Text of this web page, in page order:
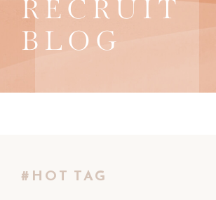
RECRUIT
BLOG
#HOT TAG